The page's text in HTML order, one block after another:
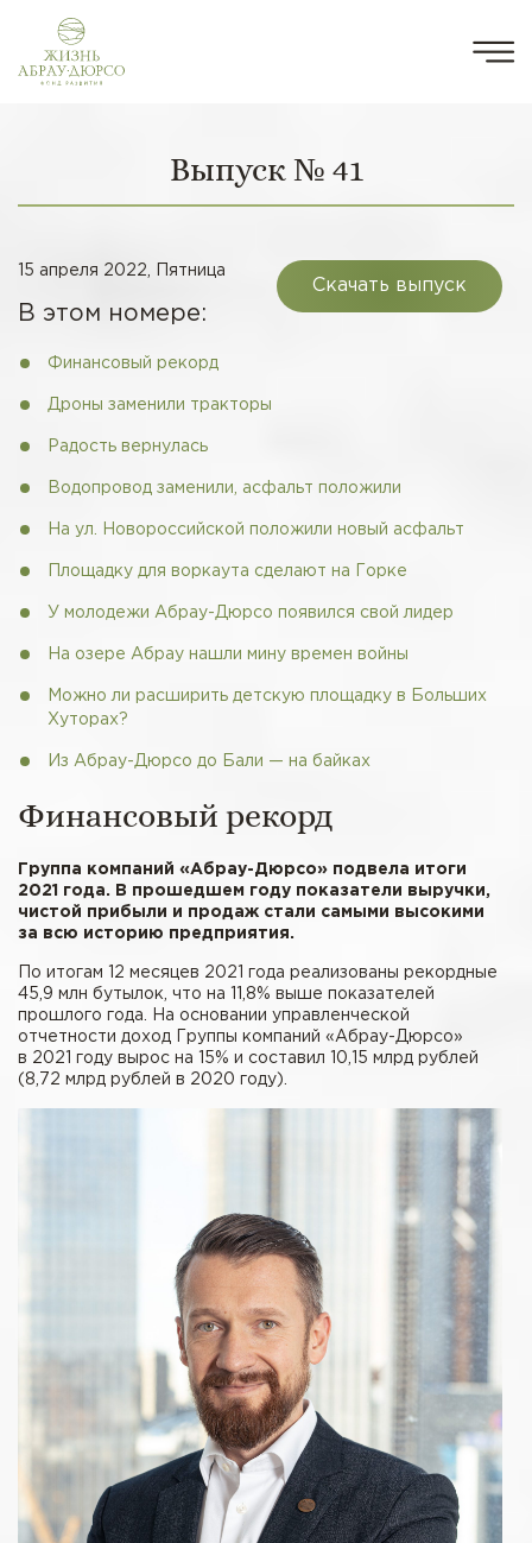
Выпуск № 41
Скачать выпуск
15 апреля 2022, Пятница
В этом номере:
Финансовый рекорд
Дроны заменили тракторы
Радость вернулась
Водопровод заменили, асфальт положили
На ул. Новороссийской положили новый асфальт
Площадку для воркаута сделают на Горке
У молодежи Абрау-Дюрсо появился свой лидер
На озере Абрау нашли мину времен войны
Можно ли расширить детскую площадку в Больших
Хуторах?
Из Абрау-­Дюрсо до Бали — на байках
Финансовый рекорд
Группа компаний «Абрау-Дюрсо» подвела итоги
2021 года. В прошедшем году показатели выручки,
чистой прибыли и продаж стали самыми высокими
за всю историю предприятия.
По итогам 12 месяцев 2021 года реализованы рекордные
45,9 млн бутылок, что на 11,8% выше показателей
прошлого года. На основании управленческой
отчетности доход Группы компаний «Абрау-Дюрсо»
в 2021 году вырос на 15% и составил 10,15 млрд рублей
(8,72 млрд рублей в 2020 году).